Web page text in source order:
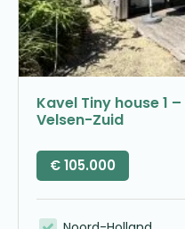
Kavel Tiny house 1
Velsen-Zuid
€105.000